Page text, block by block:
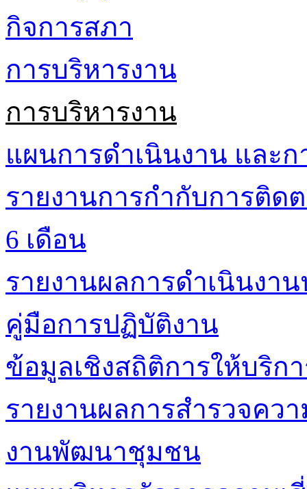
กิจการสภา
การบริหารงาน
การบริหารงาน
แผนการดำเนินงาน และ
รายงานการกำกับการติด
6 เดือน
รายงานผลการดำเนินงา
คู่มือการปฏิบัติงาน
ข้อมูลเชิงสถิติการให้บริก
รายงานผลการสำรวจคว
งานพัฒนาชุมชน